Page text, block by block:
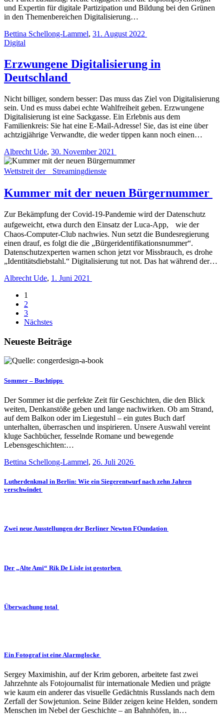
und Expertin für digitale Partizipation und Bildung bei den Grünen
in den Themenbereichen Digitalisierung…
Bettina Schellong-Lammel, 31. August 2022
Digital
Erzwungene Digitalisierung in
Deutschland
Nicht billiger, sondern besser: Das muss das Ziel von Digitalisierung
sein. Und es muss dabei echte Wahlfreiheit geben. Erzwungene
Digitalisierung ist eine Sackgasse. Ein Erlebnis aus dem
Familienkreis: Sie hat eine E-Mail-­Adresse! Sie, das ist eine über
achtzigjährige Verwandte, die weder tippen kann noch einen…
Albrecht Ude, 30. November 2021
Wettstreit der Streamingdienste
Kummer mit der neuen Bürgernummer
Zur Bekämpfung der Covid-19-Pandemie wird der Datenschutz
aufgeweicht, etwa durch den Einsatz der Luca-App, wie der
Chaos-Computer-Club nachwies. Nun setzt die Bundesregierung
einen drauf, es folgt die die „Bürger­identifikations­nummer“.
Datenschutzexperten warnen schon jetzt vor Missbrauch, es drohe
„Identitätsdiebstahl.“ Digitalisierung tut not. Das hat während der…
Albrecht Ude, 1. Juni 2021
1
2
3
Nächstes
Neueste Beiträge
Sommer – Buchtipps
Der Sommer ist die perfekte Zeit für Geschichten, die den Blick
weiten, Denkanstöße geben und lange nachwirken. Ob am Strand,
auf dem Balkon oder im Liegestuhl – ein gutes Buch darf
unterhalten, überraschen und inspirieren. Unsere Auswahl vereint
kluge Sachbücher, fesselnde Romane und bewegende
Lebensgeschichten:…
Bettina Schellong-Lammel, 26. Juli 2026
Lutherdenkmal in Berlin: Wie ein Siegerentwurf nach zehn Jahren
verschwindet
Zwei neue Ausstellungen der Berliner Newton FOundation
Der „Alte Ami“ Rik De Lisle ist gestorben
Überwachung total
Ein Fotograf ist eine Alarmglocke
Sergey Maximishin, auf der Krim geboren, arbeitete fast zwei
Jahrzehnte als Fotojournalist für internationale Medien und prägte
wie kaum ein anderer das visuelle Gedächtnis Russlands nach dem
Zerfall der Sowjetunion. Seine Bilder zeigen keine Helden, sondern
Menschen im Nebel der Geschichte – an Bahnhöfen, in…